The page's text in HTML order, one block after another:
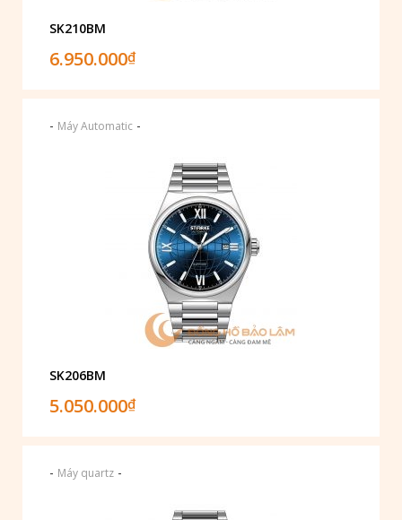
SK210BM
6.950.000₫
- Máy Automatic -
SK206BM
5.050.000₫
- Máy quartz -